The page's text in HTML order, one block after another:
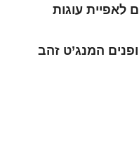
לאפיית עוגות
המנג’ט זהב